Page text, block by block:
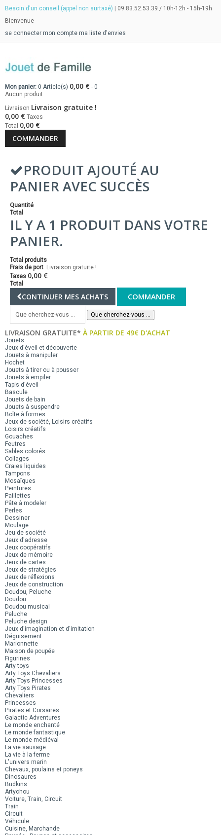
Besoin d'un conseil (appel non surtaxé) | 09.83.52.53.39 / 10h-12h - 15h-19h
Bienvenue
se connecter mon compte ma liste d'envies
Mon panier: 0 Article(s) 0,00 € - 0
Aucun produit
Livraison Livraison gratuite !
0,00 € Taxes
Total 0,00 €
COMMANDER
PRODUIT AJOUTÉ AU
PANIER AVEC SUCCÈS
Quantité
Total
IL Y A 1 PRODUIT DANS VOTRE
PANIER.
Total produits
Frais de port Livraison gratuite !
Taxes 0,00 €
Total
CONTINUER MES ACHATS COMMANDER
Que cherchez-vous ...
LIVRAISON GRATUITE* À PARTIR DE 49€ D'ACHAT
Jouets
Jeux d'éveil et découverte
Jouets à manipuler
Hochet
Jouets à tirer ou à pousser
Jouets à empiler
Tapis d'éveil
Bascule
Jouets de bain
Jouets à suspendre
Boîte à formes
Jeux de société, Loisirs créatifs
Loisirs créatifs
Gouaches
Feutres
Sables colorés
Collages
Craies liquides
Tampons
Mosaïques
Peintures
Paillettes
Pâte à modeler
Perles
Dessiner
Moulage
Jeu de société
Jeux d'adresse
Jeux coopératifs
Jeux de mémoire
Jeux de cartes
Jeux de stratégies
Jeux de réflexions
Jeux de construction
Doudou, Peluche
Doudou
Doudou musical
Peluche
Peluche design
Jeux d'imagination et d'imitation
Déguisement
Marionnette
Maison de poupée
Figurines
Arty toys
Arty Toys Chevaliers
Arty Toys Princesses
Arty Toys Pirates
Chevaliers
Princesses
Pirates et Corsaires
Galactic Adventures
Le monde enchanté
Le monde fantastique
Le monde médiéval
La vie sauvage
La vie à la ferme
L'univers marin
Chevaux, poulains et poneys
Dinosaures
Budkins
Artychou
Voiture, Train, Circuit
Train
Circuit
Véhicule
Cuisine, Marchande